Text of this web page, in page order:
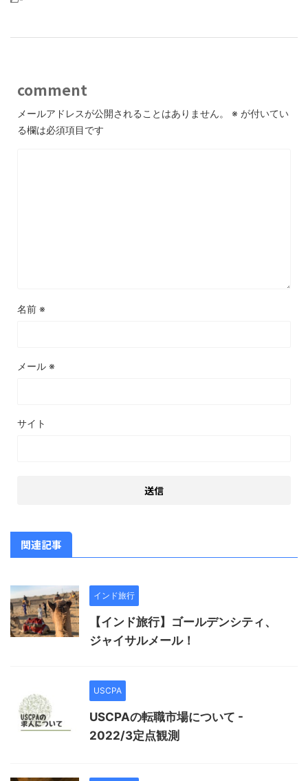
comment
メールアドレスが公開されることはありません。 ※ が付いてい
る欄は必須項目です
名前 ※
メール ※
サイト
関連記事
インド旅行
【インド旅行】ゴールデンシティ、
ジャイサルメール！
USCPA
USCPAの転職市場について -
2022/3定点観測